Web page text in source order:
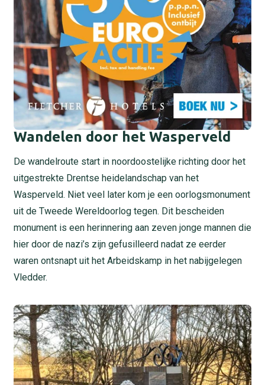
Wandelen door het Wasperveld
De wandelroute start in noordoostelijke richting door het
uitgestrekte Drentse heidelandschap van het
Wasperveld. Niet veel later kom je een oorlogsmonument
uit de Tweede Wereldoorlog tegen. Dit bescheiden
monument is een herinnering aan zeven jonge mannen die
hier door de nazi’s zijn gefusilleerd nadat ze eerder
waren ontsnapt uit het Arbeidskamp in het nabijgelegen
Vledder.